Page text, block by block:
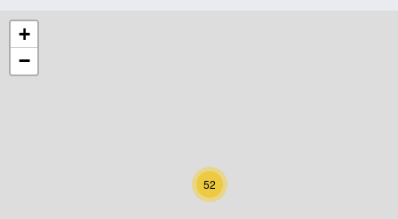
Niederösterreich
Oberösterreich
52
+
−